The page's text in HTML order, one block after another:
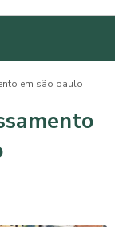
em são paulo